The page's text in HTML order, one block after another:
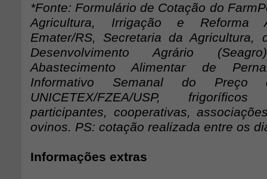
*Fonte: Formulário de Cotação do
Agricultura, Irrigação e Reforma
Emater/RS, Secretaria da Agricultura,
Desenvolvimento Agrário
Abastecimento Alimentar de
Informativo Semanal do
UNICETEX/FZEA/USP,
participantes, cooperativas,
ovinos. PS: cotação realizada entre os
Informações extras